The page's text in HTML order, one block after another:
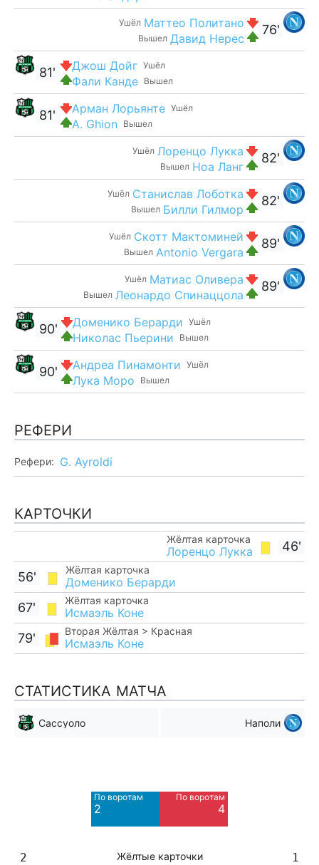
76'
Ушёл Маттео Политано
Вышел Давид Нерес
Ушёл
Джош Дойг
Вышел
Фали Канде
81'
Ушёл
Арман Лорьянте
Вышел
A. Ghion
81'
82'
Ушёл Лоренцо Лукка
Вышел Ноа Ланг
82'
Ушёл Станислав Лоботка
Вышел Билли Гилмор
89'
Ушёл Скотт Мактоминей
Вышел Antonio Vergara
89'
Ушёл Матиас Оливера
Вышел Леонардо Спинаццола
Ушёл
Доменико Берарди
Вышел
Николас Пьерини
90'
Ушёл
Андреа Пинамонти
Вышел
Лука Моро
90'
РЕФЕРИ
Рефери: G. Ayroldi
КАРТОЧКИ
46'
Жёлтая карточка
Лоренцо Лукка
Жёлтая карточка
Доменико Берарди
56'
Жёлтая карточка
Исмаэль Коне
67'
Вторая Жёлтая > Красная
Исмаэль Коне
79'
СТАТИСТИКА МАТЧА
Сассуоло Наполи
По воротам
2
По воротам
4
2 Жёлтые карточки 1